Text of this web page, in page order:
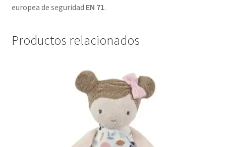
europea de seguridad EN 71.
Productos relacionados